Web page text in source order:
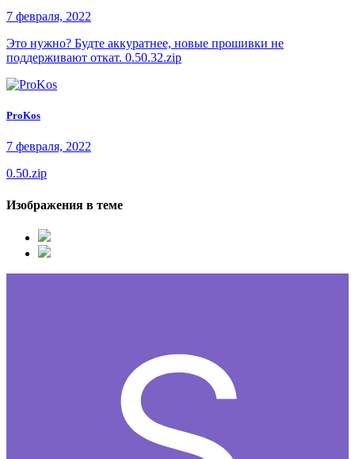
7 февраля, 2022
Это нужно? Будте аккуратнее, новые прошивки не
поддерживают откат. 0.50.32.zip
ProKos
7 февраля, 2022
0.50.zip
Изображения в теме